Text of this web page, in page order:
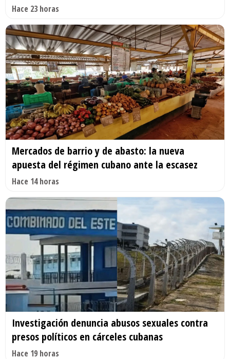
Hace 23 horas
Mercados de barrio y de abasto: la nueva
apuesta del régimen cubano ante la escasez
Hace 14 horas
Investigación denuncia abusos sexuales contra
presos políticos en cárceles cubanas
Hace 19 horas